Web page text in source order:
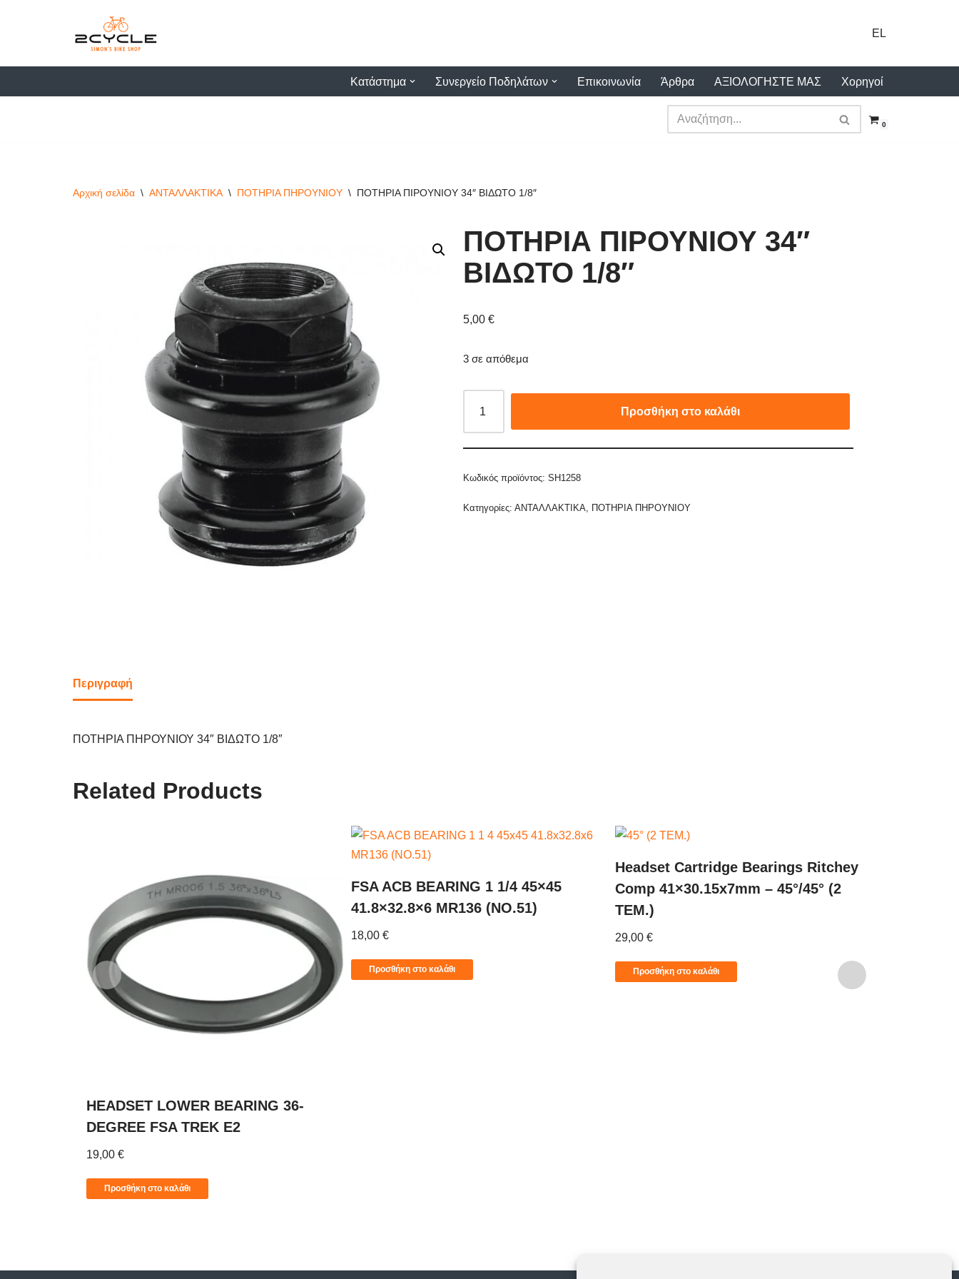
Μεταπηδήστε
EL
Κατάστημα Συνεργείο Ποδηλάτων Επικοινωνία Άρθρα ΑΞΙΟΛΟΓΗΣΤΕ ΜΑΣ Χορηγοί
0
Αρχική σελίδα \ ΑΝΤΑΛΛΑΚΤΙΚΑ \ ΠΟΤΗΡΙΑ ΠΗΡΟΥΝΙΟΥ \ ΠΟΤΗΡΙΑ ΠΙΡΟΥΝΙΟΥ 34″ ΒΙΔΩΤΟ 1/8″
ΠΟΤΗΡΙΑ ΠΙΡΟΥΝΙΟΥ 34″
ΒΙΔΩΤΟ 1/8″
5,00€
3 σε απόθεμα
Προσθήκη στο καλάθι
Κωδικός προϊόντος:SH1258
Κατηγορίες:ΑΝΤΑΛΛΑΚΤΙΚΑ, ΠΟΤΗΡΙΑ ΠΗΡΟΥΝΙΟΥ
Περιγραφή
ΠΟΤΗΡΙΑ ΠΗΡΟΥΝΙΟΥ 34″ ΒΙΔΩΤΟ 1/8″
Related Products
HEADSET LOWER BEARING 36-
DEGREE FSA TREK E2
19,00€
Προσθήκη στο καλάθι
FSA ACB BEARING 1 1/4 45×45
41.8×32.8×6 MR136 (NO.51)
18,00 €
Προσθήκη στο καλάθι
Headset Cartridge Bearings Ritchey
Comp 41×30.15x7mm – 45°/45° (2
TEM.)
29,00€
Προσθήκη στο καλάθι